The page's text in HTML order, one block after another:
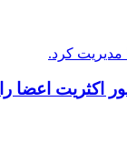
اکثریت اعضا